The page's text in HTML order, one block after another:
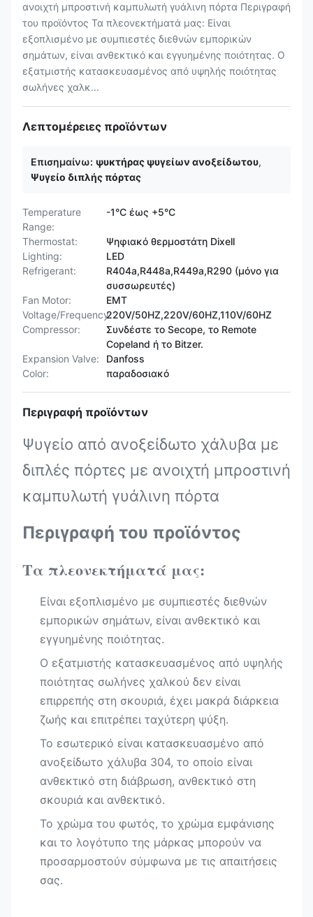
ανοιχτή μπροστινή καμπυλωτή γυάλινη πόρτα Περιγραφή
του προϊόντος Τα πλεονεκτήματά μας: Είναι
εξοπλισμένο με συμπιεστές διεθνών εμπορικών
σημάτων, είναι ανθεκτικό και εγγυημένης ποιότητας. Ο
εξατμιστής κατασκευασμένος από υψηλής ποιότητας
σωλήνες χαλκ...
Λεπτομέρειες προϊόντων
Επισημαίνω: ψυκτήρας ψυγείων ανοξείδωτου,
Ψυγείο διπλής πόρτας
Temperature
Range:
-1°C έως +5°C
Thermostat:
Ψηφιακό θερμοστάτη Dixell
Lighting:
LED
Refrigerant:
R404a,R448a,R449a,R290 (μόνο για
συσσωρευτές)
Fan Motor:
ΕΜΤ
Voltage/Frequency:220V/50HZ,220V/60HZ,110V/60HZ
Compressor:
Συνδέστε το Secope, το Remote
Copeland ή το Bitzer.
Expansion Valve:
Danfoss
Color:
παραδοσιακό
Περιγραφή προϊόντων
Ψυγείο από ανοξείδωτο χάλυβα με
διπλές πόρτες με ανοιχτή μπροστινή
καμπυλωτή γυάλινη πόρτα
Περιγραφή του προϊόντος
Τα πλεονεκτήματά μας:
Είναι εξοπλισμένο με συμπιεστές διεθνών
εμπορικών σημάτων, είναι ανθεκτικό και
εγγυημένης ποιότητας.
Ο εξατμιστής κατασκευασμένος από υψηλής
ποιότητας σωλήνες χαλκού δεν είναι
επιρρεπής στη σκουριά, έχει μακρά διάρκεια
ζωής και επιτρέπει ταχύτερη ψύξη.
Το εσωτερικό είναι κατασκευασμένο από
ανοξείδωτο χάλυβα 304, το οποίο είναι
ανθεκτικό στη διάβρωση, ανθεκτικό στη
σκουριά και ανθεκτικό.
Το χρώμα του φωτός, το χρώμα εμφάνισης
και το λογότυπο της μάρκας μπορούν να
προσαρμοστούν σύμφωνα με τις απαιτήσεις
σας.